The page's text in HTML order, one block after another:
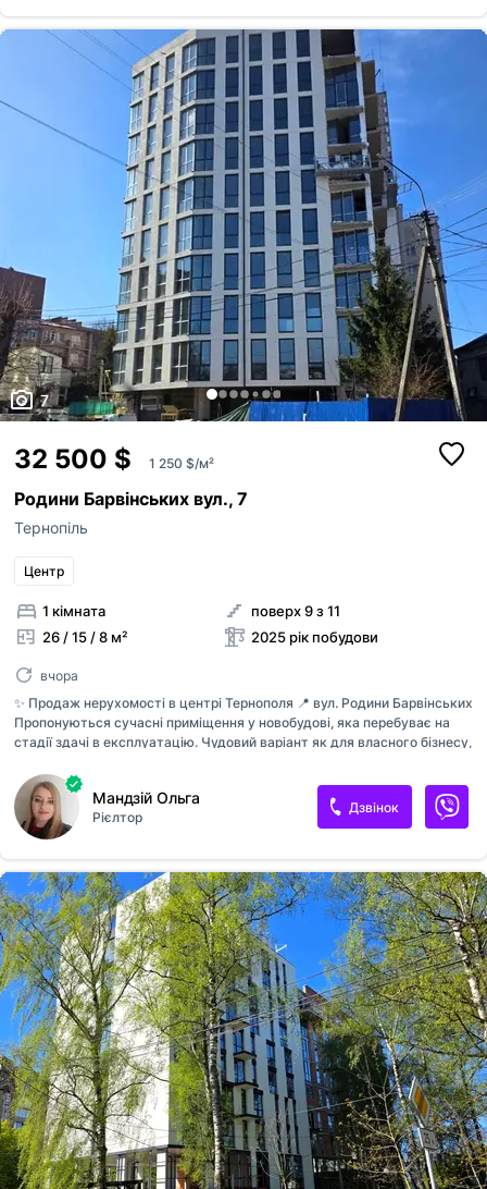
7
32 500 $ 1 250 $/м²
Родини Барвінських вул., 7
Тернопіль
Центр
1 кімната
26 / 15 / 8 м²
поверх 9 з 11
2025 рік побудови
вчора
✨ Продаж нерухомості в центрі Тернополя 📍 вул. Родини Барвінських
Пропонуються сучасні приміщення у новобудові, яка перебуває на
стадії здачі в експлуатацію. Чудовий варіант як для власного бізнесу,
Індивідуальне опалення 🛠 Можливість зробити ремонт під себе ✅
Престижна центральна локація ✅ Поруч вся необхідна
інфраструктура ✅ Зручна транспортна розв’язка ✅ Перспективне
приміщення 📞 Деталі та огляд — за телефоном
Мандзій Ольга
Рієлтор
Дзвінок